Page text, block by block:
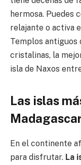
hermosa. Puedes
relajante o activa
Templos antiguos
cristalinas, la
isla de Naxos
Las islas
En el continente
para disfrutar. La